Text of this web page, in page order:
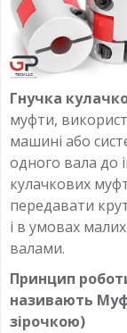
Гнучка
муфти,
машині або
одного вала до
кулачкових
передавати
і в умовах
валами.
Принцип
називають
зірочкою)